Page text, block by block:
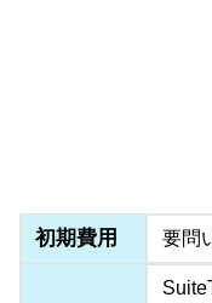
初期費用 要問